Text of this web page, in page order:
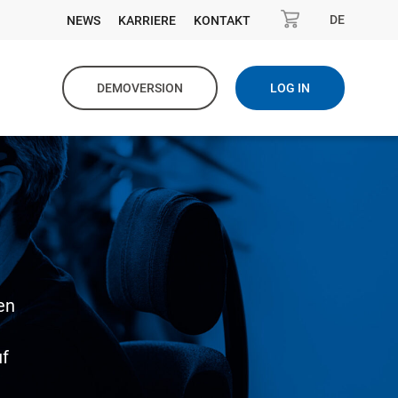
NEWS KARRIERE KONTAKT DE
DEMOVERSION LOG IN